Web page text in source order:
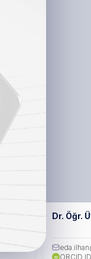
Dr. Öğr.
iD ORCID